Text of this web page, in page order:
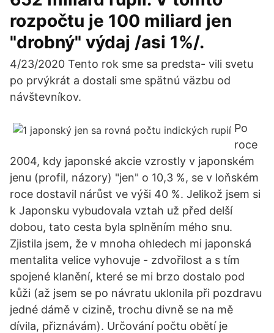
rozpočtu je 100 miliard jen
"drobný" výdaj /asi 1%/.
4/23/2020 Tento rok sme sa predsta- vili svetu
po prvýkrát a dostali sme spätnú väzbu od
návštevníkov.
Po
roce
2004, kdy japonské akcie vzrostly v japonském
jenu (profil, názory) "jen" o 10,3 %, se v loňském
roce dostavil nárůst ve výši 40 %. Jelikož jsem si
k Japonsku vybudovala vztah už před delší
dobou, tato cesta byla splněním mého snu.
Zjistila jsem, že v mnoha ohledech mi japonská
mentalita velice vyhovuje - zdvořilost a s tím
spojené klanění, které se mi brzo dostalo pod
kůži (až jsem se po návratu uklonila při pozdravu
jedné dámě v cizině, trochu divně se na mě
dívila, přiznávám). Určování počtu obětí je